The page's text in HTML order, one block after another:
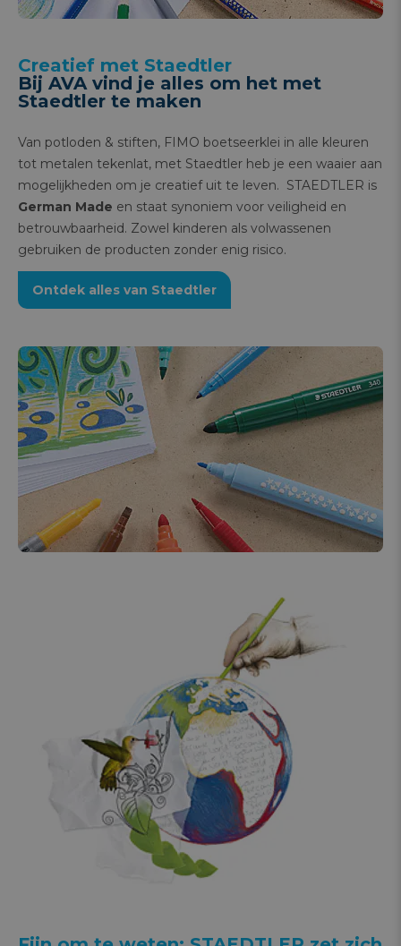
Creatief met Staedtler
Bij AVA vind je alles om het met
Staedtler te maken
Van potloden & stiften, FIMO boetseerklei in alle kleuren
tot metalen tekenlat, met Staedtler heb je een waaier aan
mogelijkheden om je creatief uit te leven. STAEDTLER is
German Made en staat synoniem voor veiligheid en
betrouwbaarheid. Zowel kinderen als volwassenen
gebruiken de producten zonder enig risico.
Ontdek alles van Staedtler